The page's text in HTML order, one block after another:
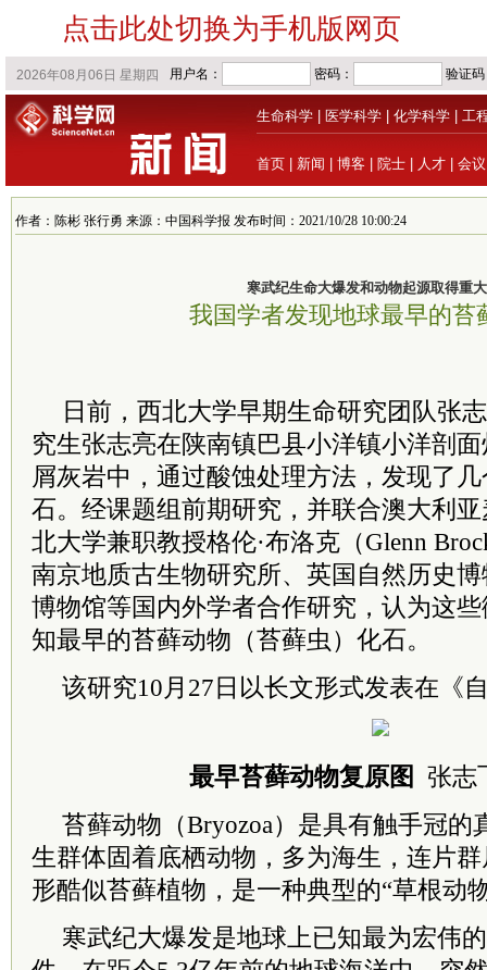
点击此处切换为手机版网页
生命科学 医学科学 化学科学 工
首页 新闻 博客 院士 人才 会议
作者：陈彬 张行勇 来源：中国科学报 发布时间：2021/10/28 10:00:24
寒武纪生命大爆发和动物起源取得重
我国学者发现地球最早的苔
日前，西北大学早期生命研究团队张
究生张志亮在陕南镇巴县小洋镇小洋剖
屑灰岩中，通过酸蚀处理方法，发现了
石。经课题组前期研究，并联合澳大利
北大学兼职教授格伦·布洛克（Glenn
南京地质古生物研究所、英国自然历史
博物馆等国内外学者合作研究，认为这
知最早的苔藓动物（苔藓虫）化石。
该研究10月27日以长文形式发表在《
最早苔藓动物复原图 张志
苔藓动物（Bryozoa）是具有触手冠的
生群体固着底栖动物，多为海生，连片
形酷似苔藓植物，是一种典型的“草根动
寒武纪大爆发是地球上已知最为宏伟